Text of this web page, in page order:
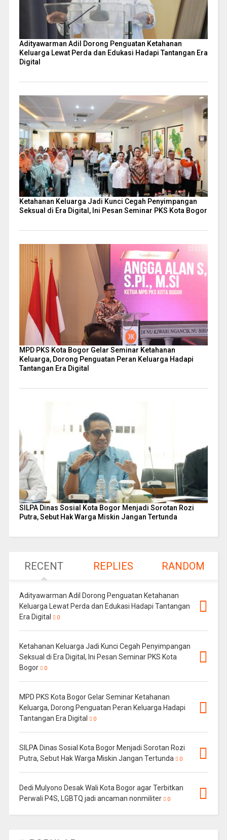
Adityawarman Adil Dorong Penguatan Ketahanan
Keluarga Lewat Perda dan Edukasi Hadapi Tantangan Era
Digital
Ketahanan Keluarga Jadi Kunci Cegah Penyimpangan
Seksual di Era Digital, Ini Pesan Seminar PKS Kota Bogor
MPD PKS Kota Bogor Gelar Seminar Ketahanan
Keluarga, Dorong Penguatan Peran Keluarga Hadapi
Tantangan Era Digital
SILPA Dinas Sosial Kota Bogor Menjadi Sorotan Rozi
Putra, Sebut Hak Warga Miskin Jangan Tertunda
RECENT REPLIES RANDOM
Adityawarman Adil Dorong Penguatan Ketahanan
Keluarga Lewat Perda dan Edukasi Hadapi Tantangan
Era Digital
0
Ketahanan Keluarga Jadi Kunci Cegah Penyimpangan
Seksual di Era Digital, Ini Pesan Seminar PKS Kota
Bogor
0
MPD PKS Kota Bogor Gelar Seminar Ketahanan
Keluarga, Dorong Penguatan Peran Keluarga Hadapi
Tantangan Era Digital
0
SILPA Dinas Sosial Kota Bogor Menjadi Sorotan Rozi
Putra, Sebut Hak Warga Miskin Jangan Tertunda
0
Dedi Mulyono Desak Wali Kota Bogor agar Terbitkan
Perwali P4S, LGBTQ jadi ancaman nonmiliter
0